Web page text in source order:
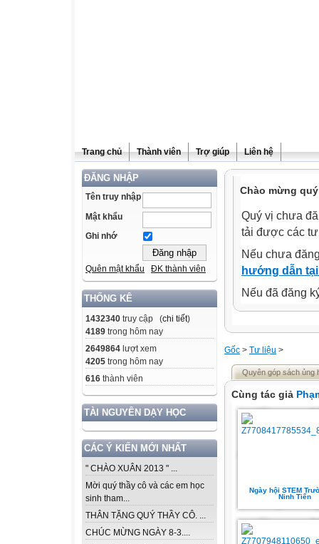
Trang chủ Thành viên Trợ giúp Liên hệ
ĐĂNG NHẬP
Tên truy nhập
Mật khẩu
Ghi nhớ
Quên mật khẩu ĐK thành viên
THỐNG KÊ
1432340 truy cập (chi tiết)
4189 trong hôm nay
2649864 lượt xem
4205 trong hôm nay
616 thành viên
TÀI NGUYÊN DẠY HỌC
CÁC Ý KIẾN MỚI NHẤT
" CHÀO XUÂN 2013 " ...
Mời quý thầy cô và các em học
sinh tham...
THÂN TẶNG QUÝ THẦY CÔ. ...
CHÚC MỪNG NGÀY 8-3....
Chào mừng
Quý vị chưa
tải được các
Nếu chưa
hướng dẫn
Nếu đã đăng
Gốc > Tư liệu >
Quyên góp sách ủng
Cùng tác giả
Ngày hội STEM
Ninh Tiến